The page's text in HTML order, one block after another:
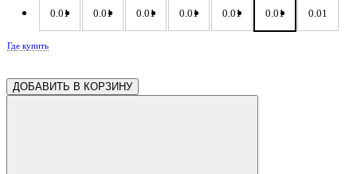
0.01 0.01 0.01 0.01 0.01 0.01 0.01
Где купить
ДОБАВИТЬ В КОРЗИНУ